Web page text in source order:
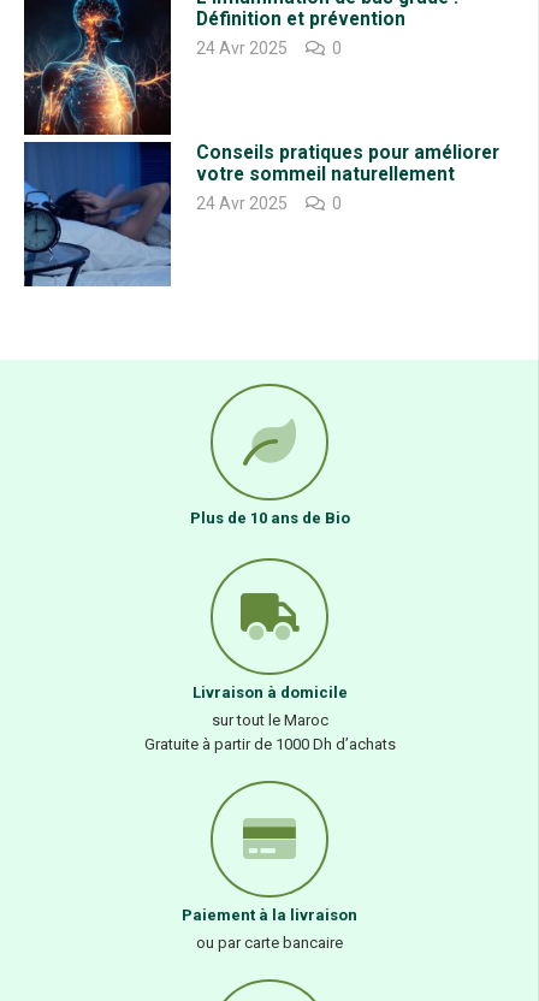
Définition et prévention
24 Avr 2025 0
Conseils pratiques pour améliorer
votre sommeil naturellement
24 Avr 2025 0
Plus de 10 ans de Bio
Livraison à domicile
sur tout le Maroc
Gratuite à partir de 1000 Dh d’achats
Paiement à la livraison
ou par carte bancaire